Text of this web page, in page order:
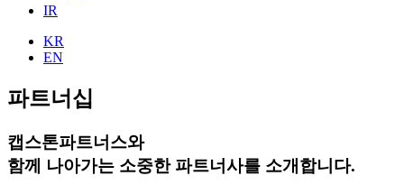
IR
KR
EN
파트너십
캡스톤파트너스와
함께 나아가는 소중한 파트너사를 소개합니다.